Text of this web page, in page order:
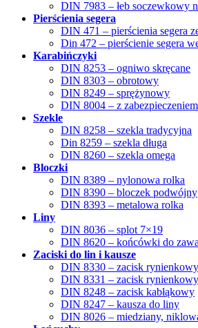
DIN 7983 – łeb soczewkowy
Pierścienia segera
DIN 471 – pierścienia segera
Din 472 – pierścienie segera
Karabińczyki
DIN 8253 – ogniwo skręcane
DIN 8303 – obrotowy
DIN 8249 – sprężynowy
DIN 8004 – z zabezpieczeniem
Szekle
DIN 8258 – szekla tradycyjna
Din 8259 – szekla długa
DIN 8260 – szekla omega
Bloczki
DIN 8389 – nylonowa rolka
DIN 8390 – bloczek podwójny
DIN 8393 – metalowa rolka
Liny
DIN 8036 – splot 7×19
DIN 8620 – końcówki do
Zaciski do lin i kausze
DIN 8330 – zacisk
DIN 8331 – zacisk
DIN 8248 – zacisk kabłąkowy
DIN 8247 – kausza do liny
DIN 8026 – miedziany,